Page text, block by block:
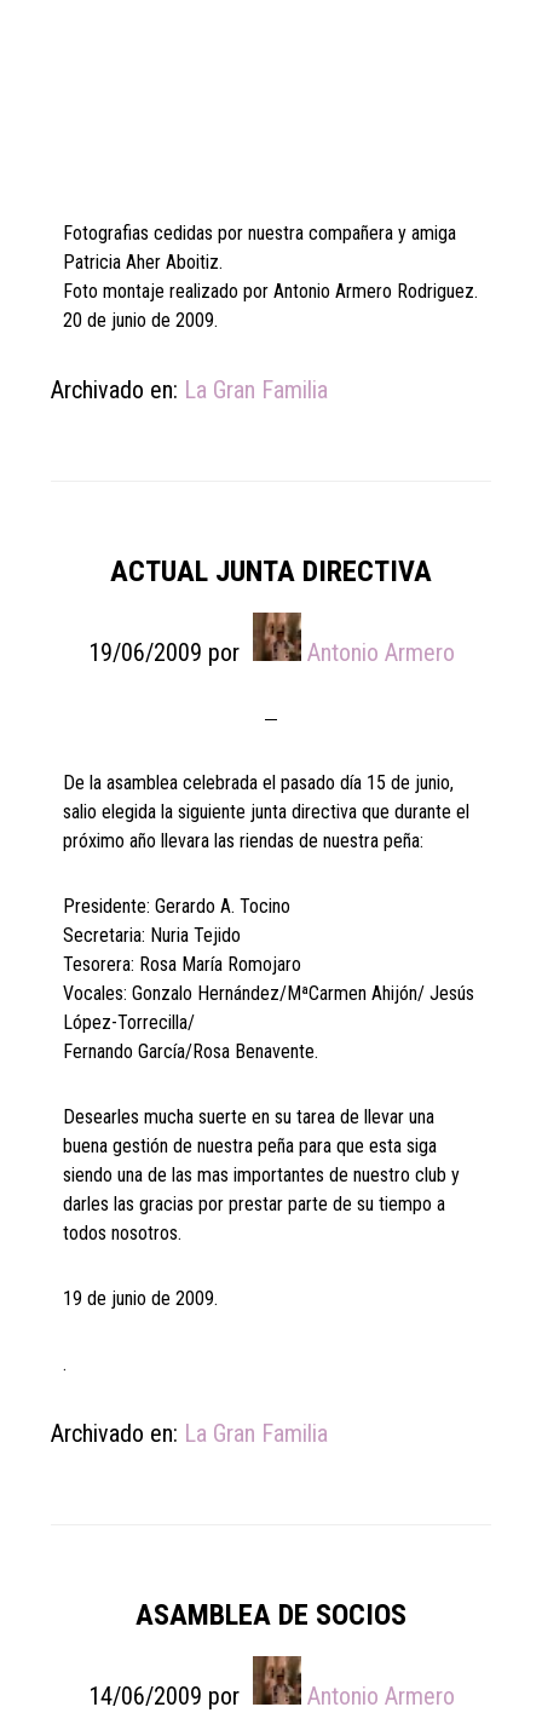
Fotografias cedidas por nuestra compañera y amiga
Patricia Aher Aboitiz.
Foto montaje realizado por Antonio Armero Rodriguez.
20 de junio de 2009.
Archivado en: La Gran Familia
ACTUAL JUNTA DIRECTIVA
19/06/2009 por Antonio Armero
De la asamblea celebrada el pasado día 15 de junio,
salio elegida la siguiente junta directiva que durante el
próximo año llevara las riendas de nuestra peña:
Presidente: Gerardo A. Tocino
Secretaria: Nuria Tejido
Tesorera: Rosa María Romojaro
Vocales: Gonzalo Hernández/MªCarmen Ahijón/ Jesús
López-Torrecilla/
Fernando García/Rosa Benavente.
Desearles mucha suerte en su tarea de llevar una
buena gestión de nuestra peña para que esta siga
siendo una de las mas importantes de nuestro club y
darles las gracias por prestar parte de su tiempo a
todos nosotros.
19 de junio de 2009.
.
Archivado en: La Gran Familia
ASAMBLEA DE SOCIOS
14/06/2009 por Antonio Armero